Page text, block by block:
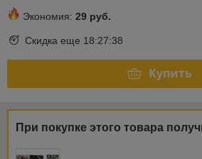
Экономия: 29 руб.
Скидка еще 18:27:37
Купить
При покупке этого товара